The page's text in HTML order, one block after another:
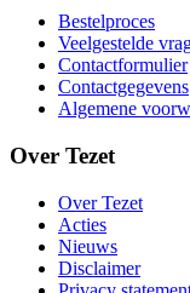
Bestelproces
Veelgestelde
Contactformulier
Contactgegevens
Algemene
Over Tezet
Over Tezet
Acties
Nieuws
Disclaimer